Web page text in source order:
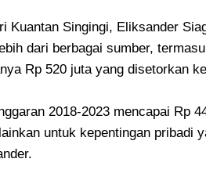
Kuantan Singingi, Eliksander
dari berbagai sumber,
Rp 520 juta yang disetorkan
2018-2023 mencapai Rp
untuk kepentingan pribadi